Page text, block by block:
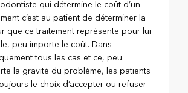
qui détermine le coût d’un
c’est au patient de déterminer la
que ce traitement représente pour lui
peu importe le coût. Dans
tous les cas et ce, peu
la gravité du problème, les patients
le choix d’accepter ou refuser